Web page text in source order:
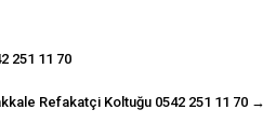
251 11 70
Refakatçi Koltuğu 0542 251 11 70 →